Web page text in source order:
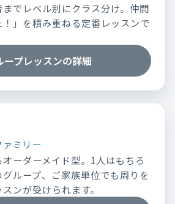
でレベル別にクラス分け。仲間
」を積み重ねる定番レッスンで
ープレッスンの詳細
ミリー
ーダーメイド型。1人はもちろ
ループ、ご家族単位でも周りを
ンが受けられます。